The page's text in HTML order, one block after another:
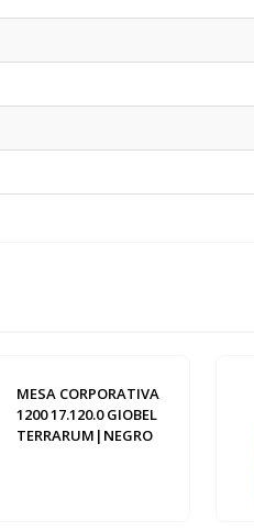
MESA CORPORATIVA
1200 17.120.0 GIOBEL
TERRARUM|NEGRO